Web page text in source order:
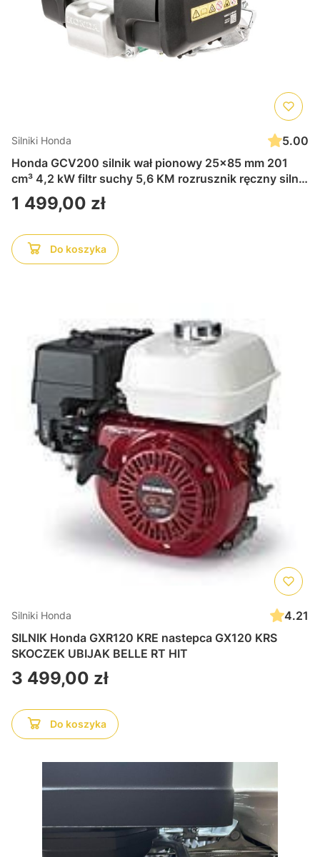
Silniki Honda
5.00
Honda GCV200 silnik wał pionowy 25x85 mm 201
cm³ 4,2 kW filtr suchy 5,6 KM rozrusznik ręczny silnik
czterosuwowy, górnozaworowy OHC, chłodzony
powietrzem, pionowy wał, aluminiowy cylinder
Cena
1 499,00 zł
Do koszyka
Silniki Honda
4.21
SILNIK Honda GXR120 KRE nastepca GX120 KRS
SKOCZEK UBIJAK BELLE RT HIT
Cena
3 499,00 zł
Do koszyka